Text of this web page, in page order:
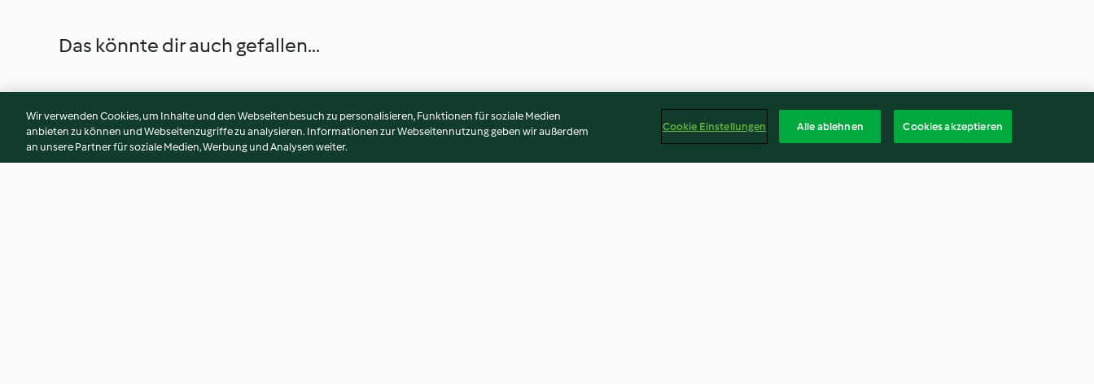
Das könnte dir auch gefallen...
Wir verwenden Cookies, um Inhalte und den Webseitenbesuch zu personalisieren, Funktionen für soziale Medien
anbieten zu können und Webseitenzugriffe zu analysieren. Informationen zur Webseitennutzung geben wir außerdem
an unsere Partner für soziale Medien, Werbung und Analysen weiter.
Cookie Einstellungen Alle ablehnen Cookies akzeptieren